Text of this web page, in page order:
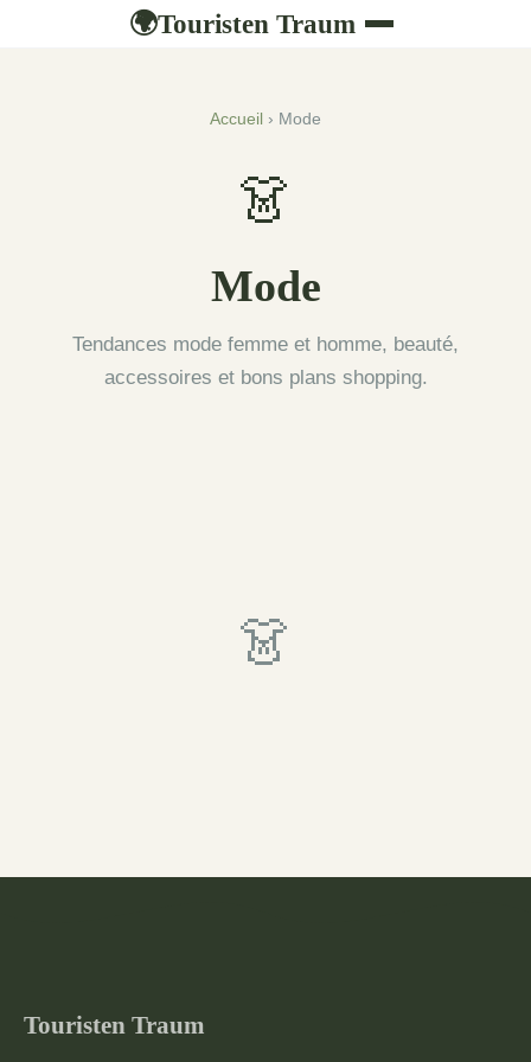
🌍Touristen Traum
Accueil › Mode
👗
Mode
Tendances mode femme et homme, beauté,
accessoires et bons plans shopping.
👗
Touristen Traum